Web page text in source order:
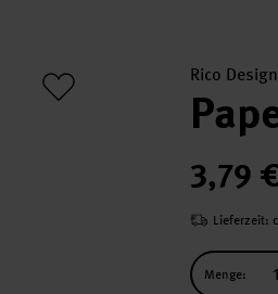
Rico Design
3,79 €
Lieferzeit:
Menge: